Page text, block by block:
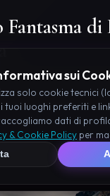
Fantasma di
e poco
di fascino e misteri
sui
solo cookie tecnici
tuoi luoghi preferiti e
dati di
& Cookie Policy per